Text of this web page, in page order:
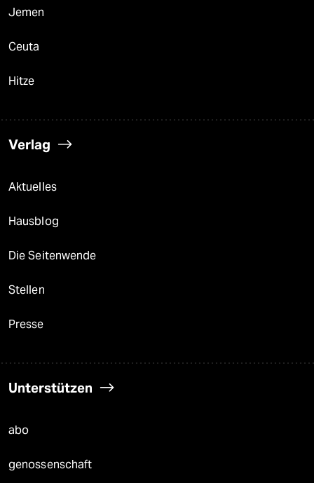
Jemen
Ceuta
Hitze
Verlag
Aktuelles
Hausblog
Die Seitenwende
Stellen
Presse
Unterstützen
abo
genossenschaft